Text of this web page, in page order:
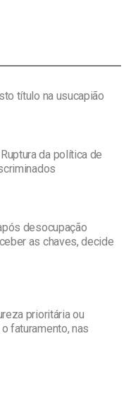
título na usucapião
da política de
desocupação
as chaves, decide
prioritária ou
faturamento, nas